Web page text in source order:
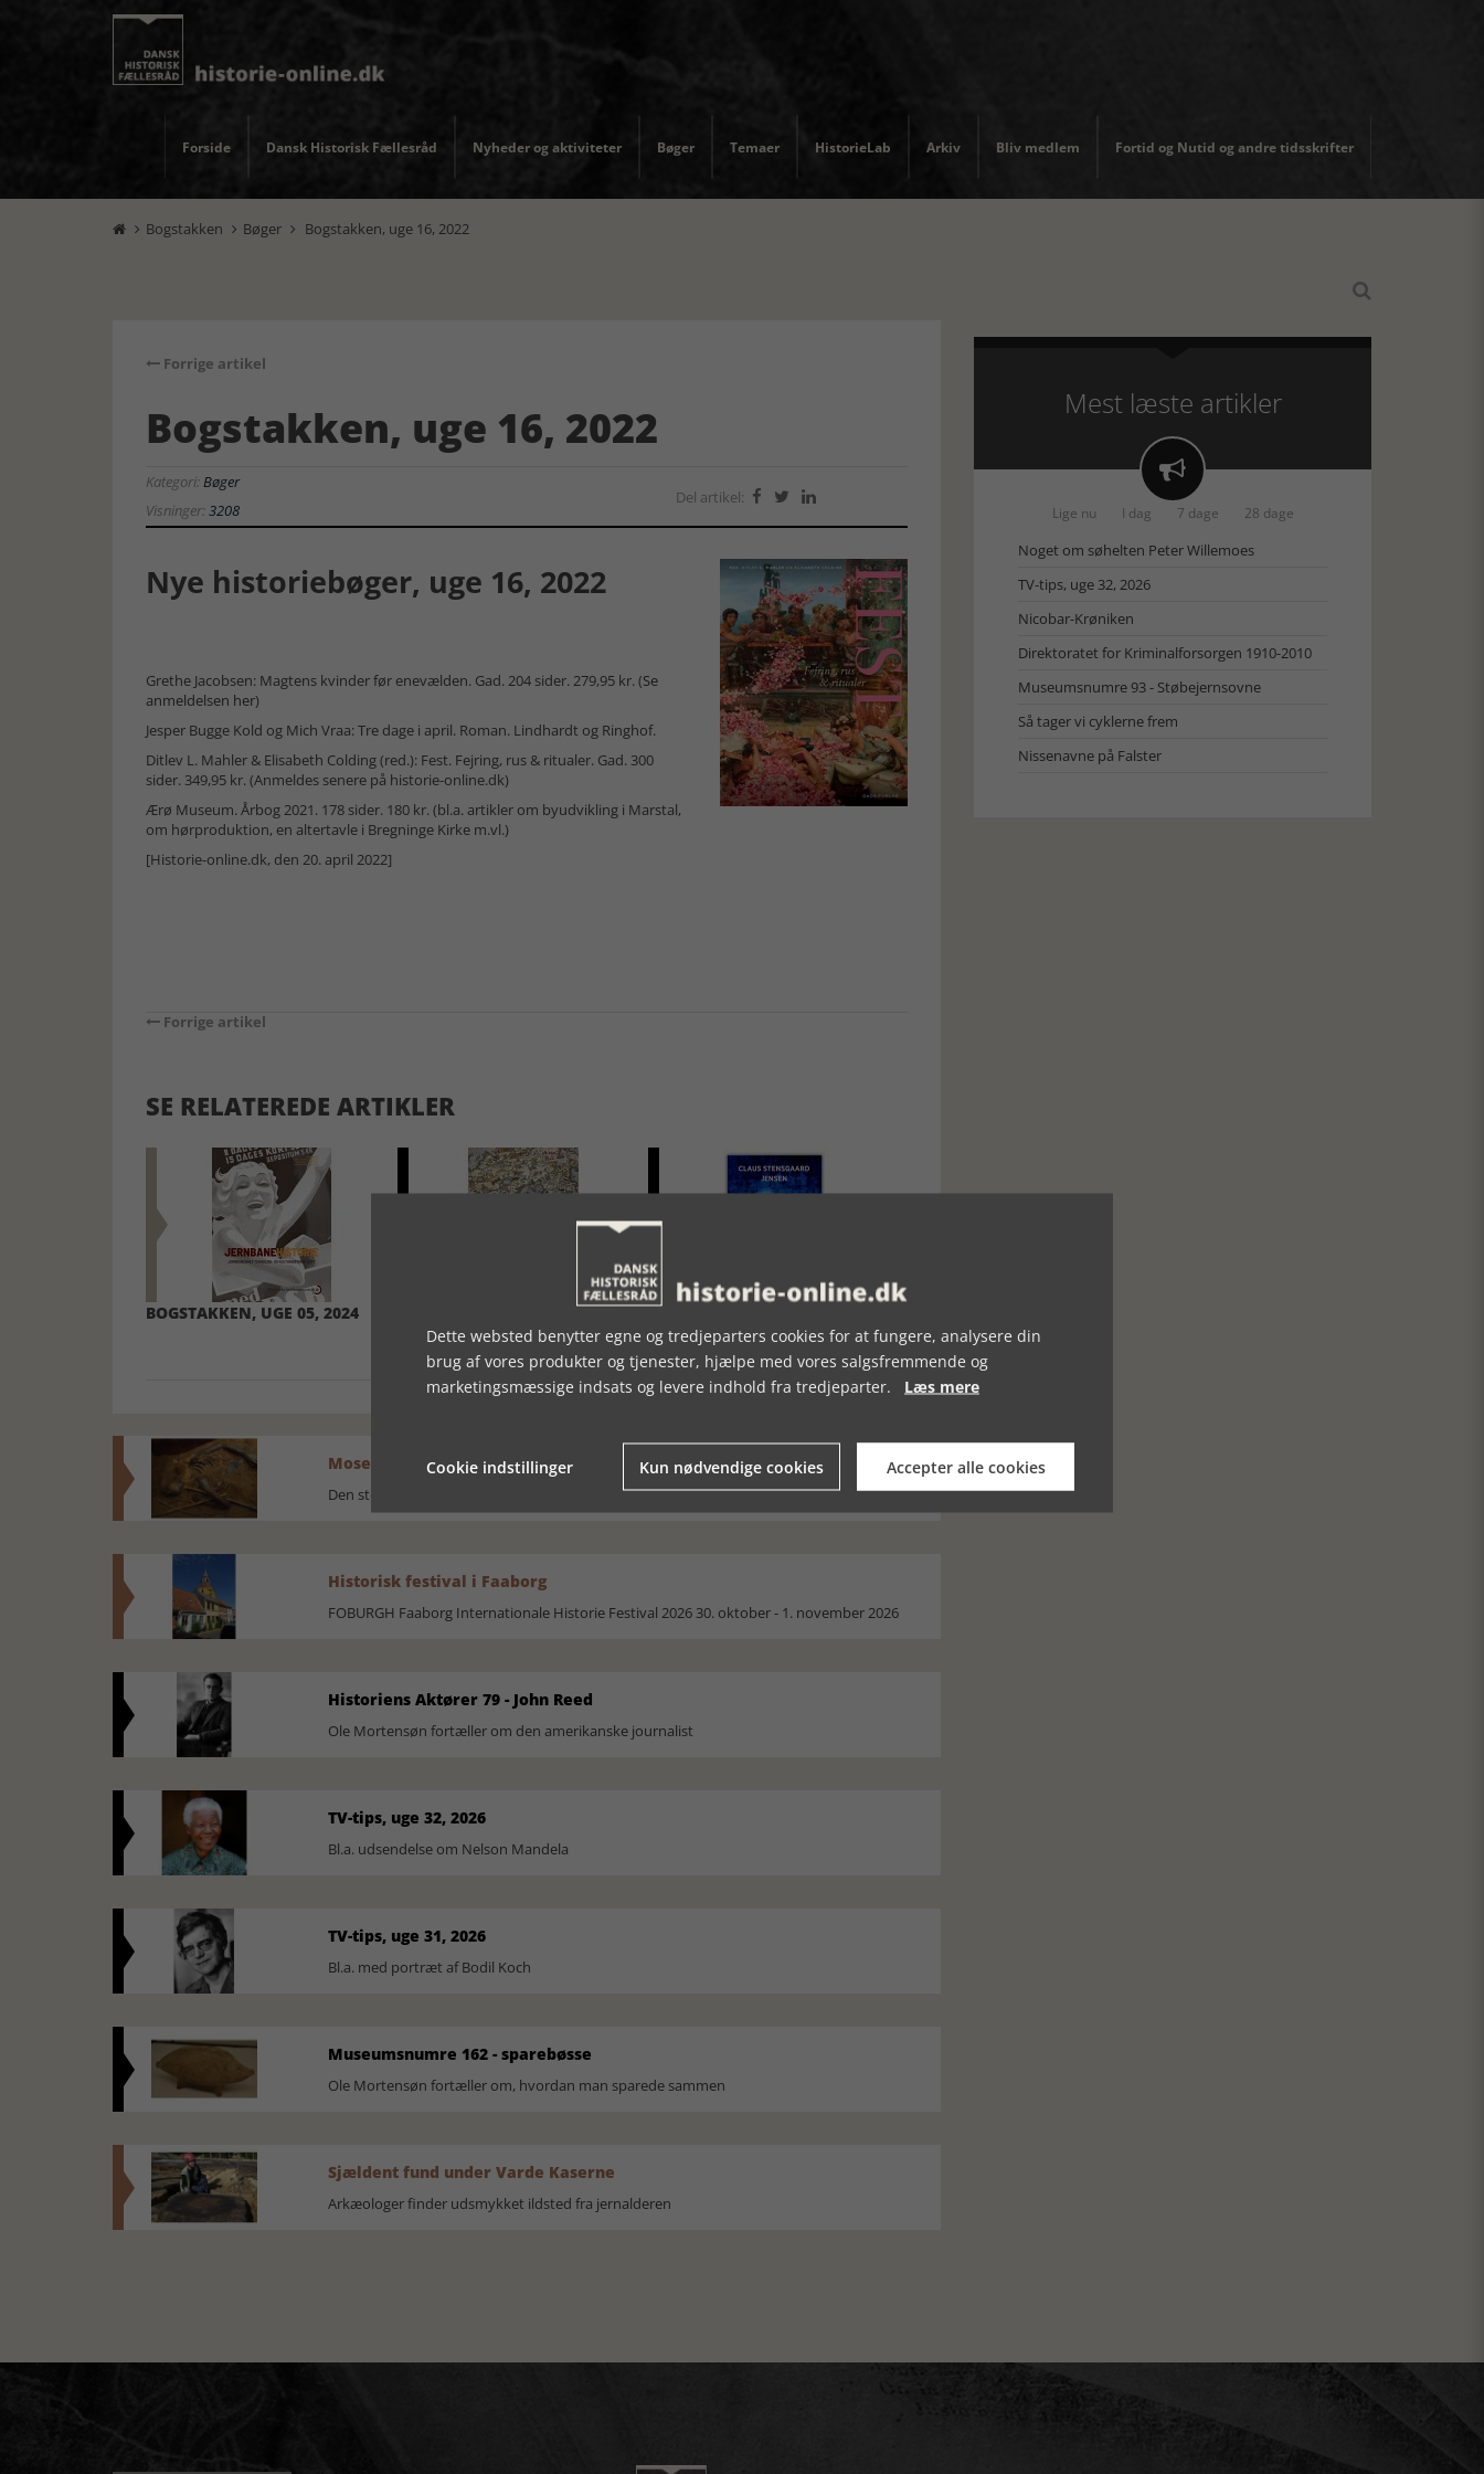
Forside Dansk Historisk Fællesråd Nyheder og aktiviteter Bøger Temaer HistorieLab Arkiv Bliv medlem Fortid og Nutid og andre tidsskrifter
 Bogstakken  Bøger  Bogstakken, uge 16, 2022

Forrige artikel
Bogstakken, uge 16, 2022
Kategori:Bøger
Visninger:3208
Del artikel:   
Nye historiebøger, uge 16, 2022
Grethe Jacobsen: Magtens kvinder før enevælden. Gad. 204 sider. 279,95 kr. (Se
anmeldelsen her)
Jesper Bugge Kold og Mich Vraa: Tre dage i april. Roman. Lindhardt og Ringhof.
Ditlev L. Mahler & Elisabeth Colding (red.): Fest. Fejring, rus & ritualer. Gad. 300
sider. 349,95 kr. (Anmeldes senere på historie-online.dk)
Ærø Museum. Årbog 2021. 178 sider. 180 kr. (bl.a. artikler om byudvikling i Marstal,
om hørproduktion, en altertavle i Bregninge Kirke m.vl.)
[Historie-online.dk, den 20. april 2022]
Forrige artikel
SE RELATEREDE ARTIKLER
BOGSTAKKEN, UGE 05, 2024 BOGSTAKKEN, UGE 43, 2018 BOGSTAKKEN, UGE 13, 2025
Mosefolket
Den største samling af moselig i verden på Museum Silkeborg Hovedgården
Historisk festival i Faaborg
FOBURGH Faaborg Internationale Historie Festival 2026 30. oktober - 1. november 2026
Historiens Aktører 79 - John Reed
Ole Mortensøn fortæller om den amerikanske journalist
TV-tips, uge 32, 2026
Bl.a. udsendelse om Nelson Mandela
TV-tips, uge 31, 2026
Bl.a. med portræt af Bodil Koch
Museumsnumre 162 - sparebøsse
Ole Mortensøn fortæller om, hvordan man sparede sammen
Sjældent fund under Varde Kaserne
Arkæologer finder udsmykket ildsted fra jernalderen
Mest læste artikler

Lige nu I dag 7 dage 28 dage
Noget om søhelten Peter Willemoes
TV-tips, uge 32, 2026
Nicobar-Krøniken
Direktoratet for Kriminalforsorgen 1910-2010
Museumsnumre 93 - Støbejernsovne
Så tager vi cyklerne frem
Nissenavne på Falster
Dette websted benytter egne og tredjeparters cookies for at fungere, analysere din
brug af vores produkter og tjenester, hjælpe med vores salgsfremmende og
marketingsmæssige indsats og levere indhold fra tredjeparter. Læs mere
Cookie indstillinger Kun nødvendige cookies Accepter alle cookies